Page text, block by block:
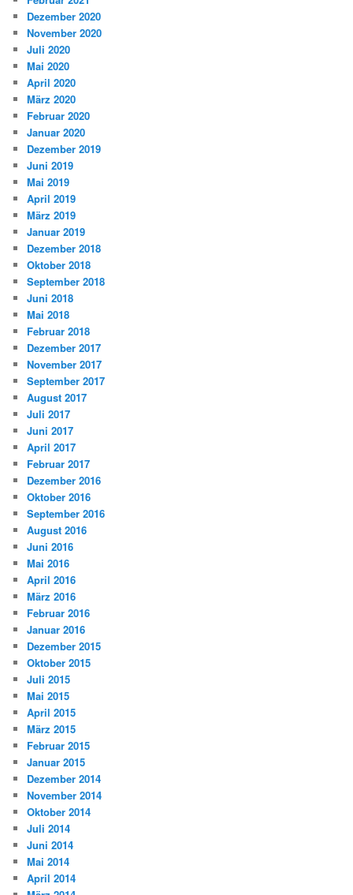
Dezember 2020
November 2020
Juli 2020
Mai 2020
April 2020
März 2020
Februar 2020
Januar 2020
Dezember 2019
Juni 2019
Mai 2019
April 2019
März 2019
Januar 2019
Dezember 2018
Oktober 2018
September 2018
Juni 2018
Mai 2018
Februar 2018
Dezember 2017
November 2017
September 2017
August 2017
Juli 2017
Juni 2017
April 2017
Februar 2017
Dezember 2016
Oktober 2016
September 2016
August 2016
Juni 2016
Mai 2016
April 2016
März 2016
Februar 2016
Januar 2016
Dezember 2015
Oktober 2015
Juli 2015
Mai 2015
April 2015
März 2015
Februar 2015
Januar 2015
Dezember 2014
November 2014
Oktober 2014
Juli 2014
Juni 2014
Mai 2014
April 2014